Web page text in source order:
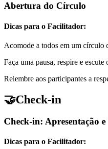
Abertura do Círculo
Dicas para o Facilitador:
Acomode a todos em um círculo
Faça uma pausa, respire e escute
Relembre aos participantes a
🤝Check-in
Check-in: Apresentação e
Dicas para o Facilitador: